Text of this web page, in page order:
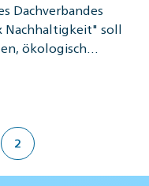
Dachverbandes
Nachhaltigkeit" soll
ökologisch…
2